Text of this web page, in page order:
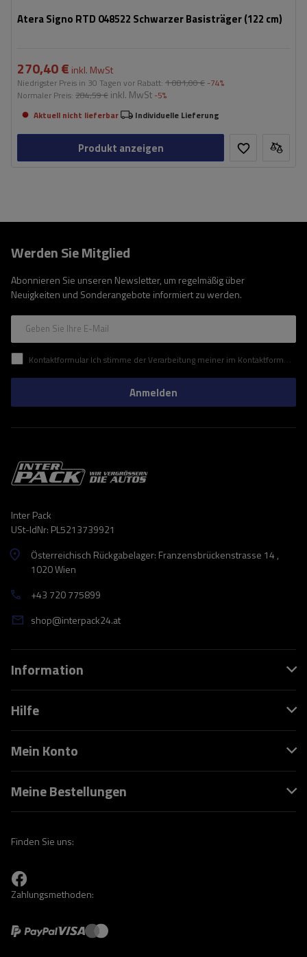
Atera Signo RTD 048522 Schwarzer Basisträger (122 cm)
270,40 € inkl. MwSt
Niedrigster Preis in 30 Tagen vor Rabatt: 1 081,00 € -74%
Normaler Preis: 284,59 € inkl. MwSt -5%
Aktuell nicht lieferbar
Individuelle Lieferung
Produkt anzeigen
Werden Sie Mitglied
Abonnieren Sie unseren Newsletter, um regelmäßig über
Neuigkeiten und Sonderangebote informiert zu werden.
Geben Sie Ihre E-Mail
Kontaktformular Ich stimme der Verarbeitung meiner im Kontaktformular enthaltenen personenbezogenen Daten gemäß der Verordnung (EU) des Europäischen Parlaments und des Rates zu.
Anmelden
Inter Pack
USt-IdNr: PL5213739921
Österreichisch Rückgabelager: Franzensbrückenstrasse 14 ,
1020 Wien
+43 720 775899
shop@interpack24.at
Information
Hilfe
Mein Konto
Meine Bestellungen
Finden Sie uns:
Zahlungsmethoden: